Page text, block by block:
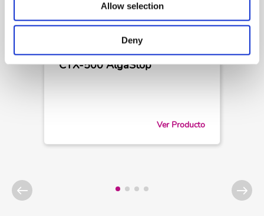
Allow selection
Deny
Productos químicos para piscina
CTX-500 AlgaStop
Ver Producto